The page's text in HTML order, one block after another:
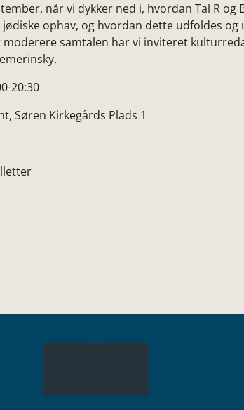
når vi dykker ned i, hvordan Tal R og
ophav, og hvordan dette udfoldes og
moderere samtalen har vi inviteret
20:30
Søren Kirkegårds Plads 1